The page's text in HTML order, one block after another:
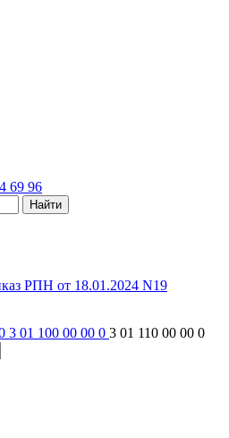
69 96
Найти
РПН от 18.01.2024 N19
3 01 100 00 00 0 3 01 110 00 00 0